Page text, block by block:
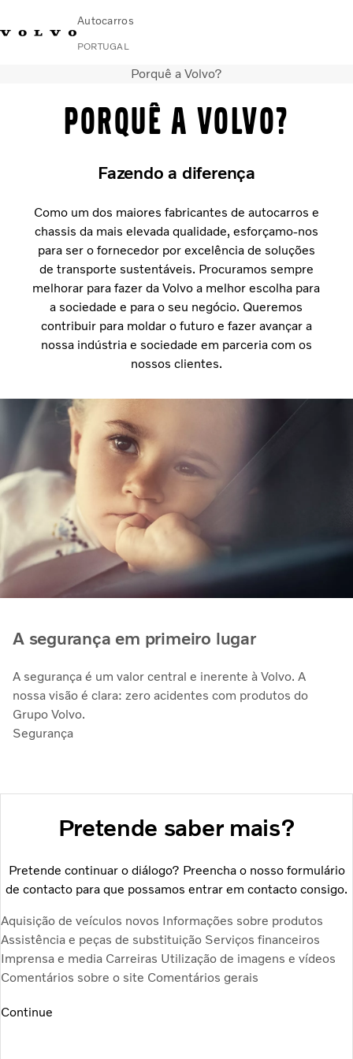
Autocarros
PORTUGAL
Encontrar concessionário
Urbanos e intercidades
Notícias E Histórias
Contacto
Porquê a Volvo?
Porquê a Volvo?
Fazendo a diferença
Como um dos maiores fabricantes de autocarros e
chassis da mais elevada qualidade, esforçamo-nos
para ser o fornecedor por excelência de soluções
de transporte sustentáveis. Procuramos sempre
melhorar para fazer da Volvo a melhor escolha para
a sociedade e para o seu negócio. Queremos
contribuir para moldar o futuro e fazer avançar a
nossa indústria e sociedade em parceria com os
nossos clientes.
A segurança em primeiro lugar
A segurança é um valor central e inerente à Volvo. A
nossa visão é clara: zero acidentes com produtos do
Grupo Volvo.
Segurança
Pretende saber mais?
Pretende continuar o diálogo? Preencha o nosso formulário
de contacto para que possamos entrar em contacto consigo.
Aquisição de veículos novos Informações sobre produtos
Assistência e peças de substituição Serviços financeiros
Imprensa e media Carreiras Utilização de imagens e vídeos
Comentários sobre o site Comentários gerais
Continue